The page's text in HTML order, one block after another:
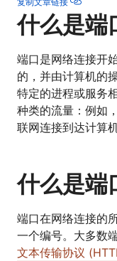
什么是端
端口是网络连接开
的，并由计算机的
特定的进程或服务
种类的流量：例如
联网连接到达计算
什么是端
端口在网络连接的
一个编号。大多数
文本传输协议